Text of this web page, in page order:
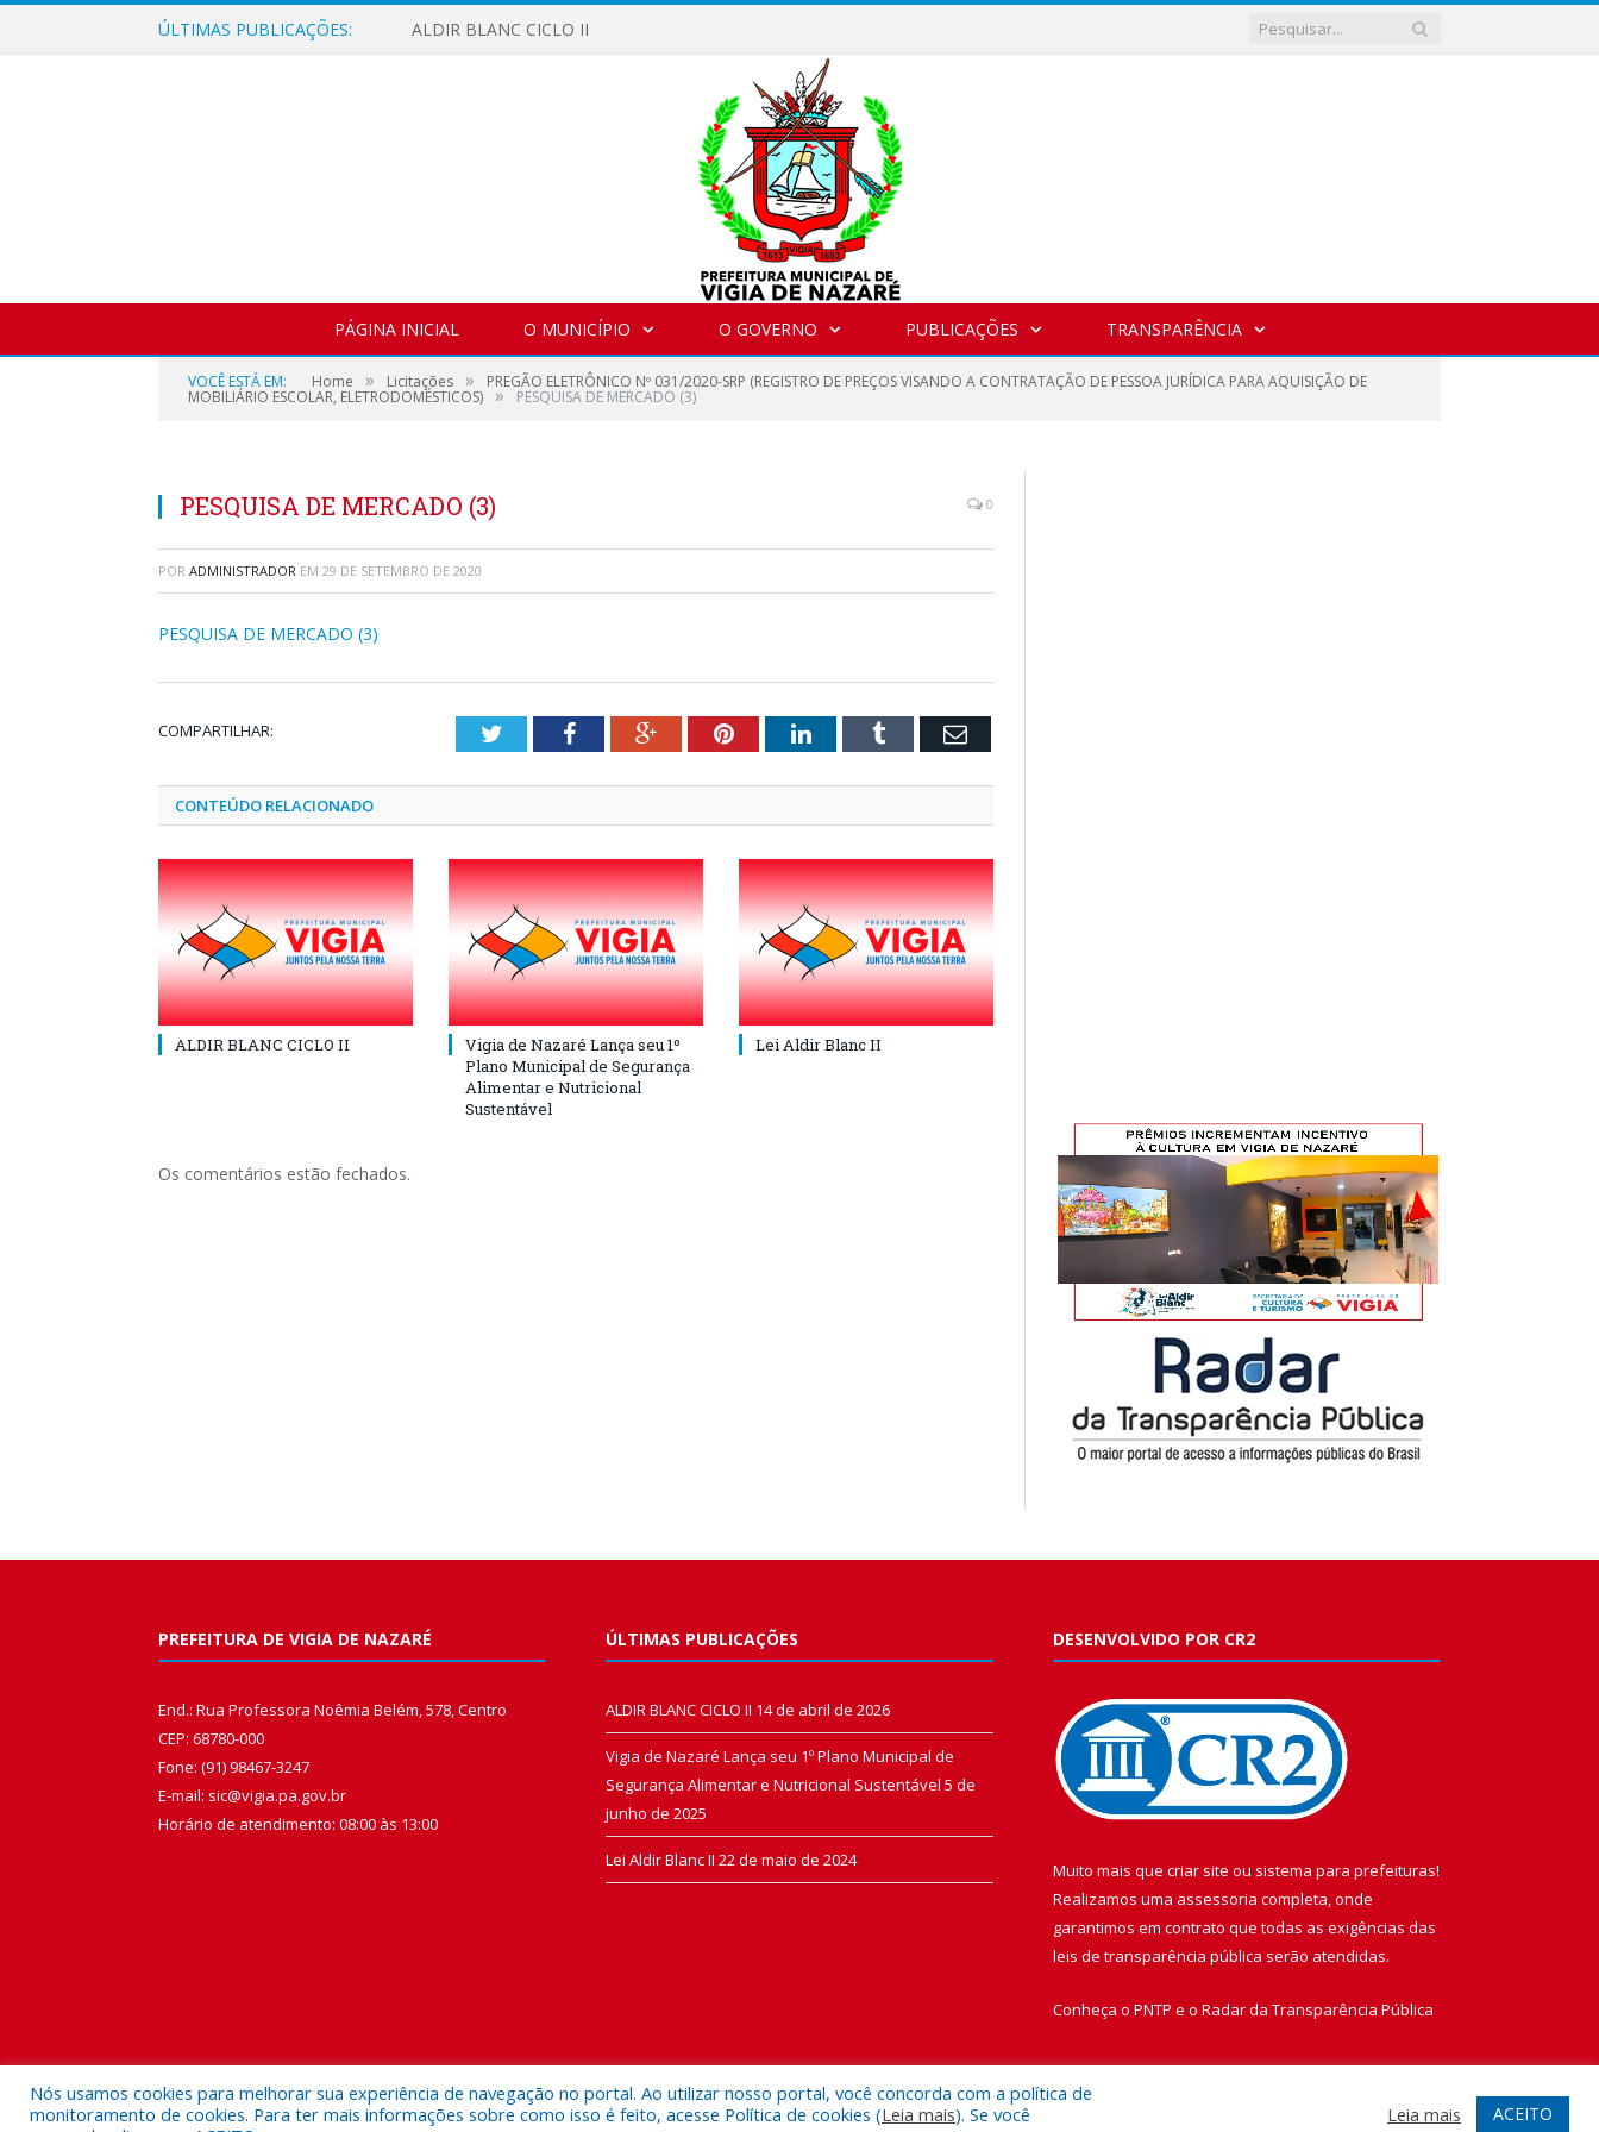
ÚLTIMAS PUBLICAÇÕES: ALDIR BLANC CICLO II
PÁGINA INICIAL O MUNICÍPIO O GOVERNO PUBLICAÇÕES TRANSPARÊNCIA
VOCÊ ESTÁ EM: Home » Licitações » PREGÃO ELETRÔNICO Nº 031/2020-SRP (REGISTRO DE PREÇOS VISANDO A CONTRATAÇÃO DE PESSOA JURÍDICA PARA AQUISIÇÃO DE
MOBILIÁRIO ESCOLAR, ELETRODOMÉSTICOS) » PESQUISA DE MERCADO (3)
PESQUISA DE MERCADO (3) 0
POR ADMINISTRADOR EM 29 DE SETEMBRO DE 2020
PESQUISA DE MERCADO (3)
COMPARTILHAR: TwitterFacebookGoogle+PinterestLinkedInTumblr Email
CONTEÚDO RELACIONADO
ALDIR BLANC CICLO II
Vigia de Nazaré Lança seu 1º
Plano Municipal de Segurança
Alimentar e Nutricional
Sustentável
Lei Aldir Blanc II
Os comentários estão fechados.
PREFEITURA DE VIGIA DE NAZARÉ
End.: Rua Professora Noêmia Belém, 578, Centro
CEP: 68780-000
Fone: (91) 98467-3247
E-mail: sic@vigia.pa.gov.br
Horário de atendimento: 08:00 às 13:00
ÚLTIMAS PUBLICAÇÕES
ALDIR BLANC CICLO II 14 de abril de 2026
Vigia de Nazaré Lança seu 1º Plano Municipal de
Segurança Alimentar e Nutricional Sustentável 5 de
junho de 2025
Lei Aldir Blanc II 22 de maio de 2024
DESENVOLVIDO POR CR2
Muito mais que criar site ou sistema para prefeituras!
Realizamos uma assessoria completa, onde
garantimos em contrato que todas as exigências das
leis de transparência pública serão atendidas.
Conheça o PNTP e o Radar da Transparência Pública
Nós usamos cookies para melhorar sua experiência de navegação no portal. Ao utilizar nosso portal, você concorda com a política de
monitoramento de cookies. Para ter mais informações sobre como isso é feito, acesse Política de cookies (Leia mais). Se você
Leia mais ACEITO